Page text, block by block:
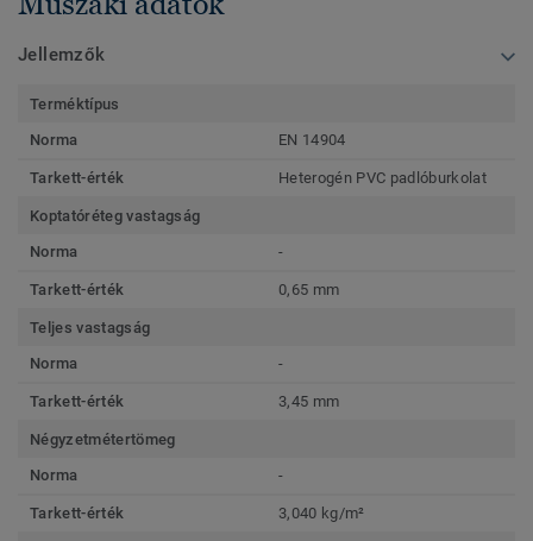
Jellemzők
Terméktípus
Norma
EN 14904
Tarkett-érték Heterogén PVC padlóburkolat
Koptatóréteg vastagság
Norma
-
Tarkett-érték 0,65 mm
Teljes vastagság
Norma
-
Tarkett-érték 3,45 mm
Négyzetmétertömeg
Norma
-
Tarkett-érték 3,040 kg/m²